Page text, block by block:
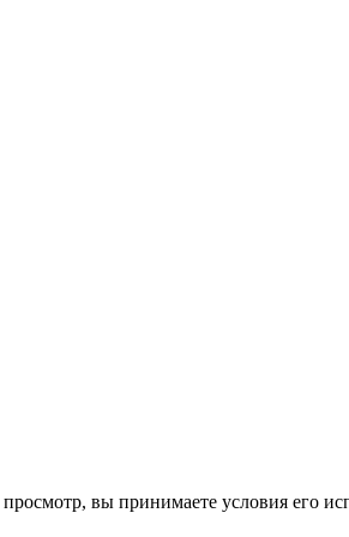
вы принимаете условия его